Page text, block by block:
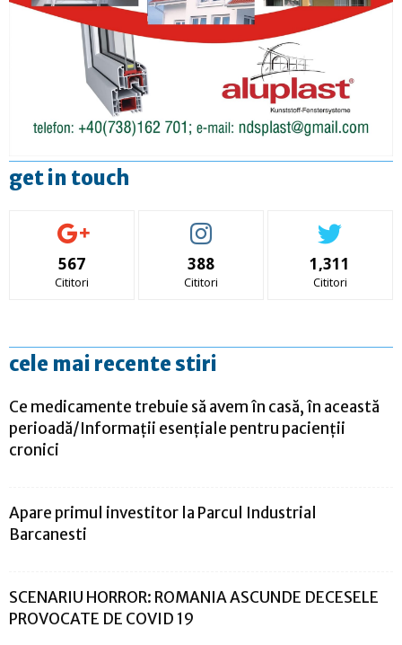
get in touch
567
Cititori
388
Cititori
1,311
Cititori
cele mai recente stiri
Ce medicamente trebuie să avem în casă, în această
perioadă/Informații esențiale pentru pacienții
cronici
Apare primul investitor la Parcul Industrial
Barcanesti
SCENARIU HORROR: ROMANIA ASCUNDE DECESELE
PROVOCATE DE COVID 19